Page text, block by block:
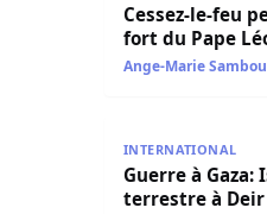
Cessez-le-feu
fort du Pape
Ange-Marie Sambou
INTERNATIONAL
Guerre à
terrestre à